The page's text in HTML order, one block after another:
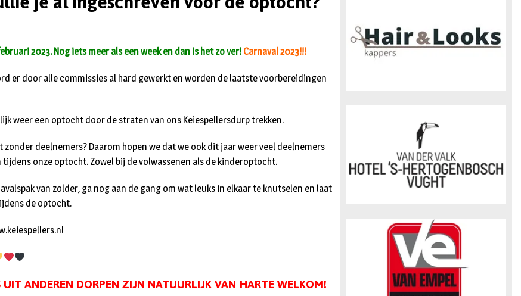
2023. Nog iets meer als een week en dan is het zo ver! Carnaval 2023!!!
er door alle commissies al hard gewerkt en worden de laatste voorbereidingen
weer een optocht door de straten van ons Keiespellersdurp trekken.
zonder deelnemers? Daarom hopen we dat we ook dit jaar weer veel deelnemers
onze optocht. Zowel bij de volwassenen als de kinderoptocht.
van zolder, ga nog aan de gang om wat leuks in elkaar te knutselen en laat
de optocht.
UIT ANDEREN DORPEN ZIJN NATUURLIJK VAN HARTE WELKOM!